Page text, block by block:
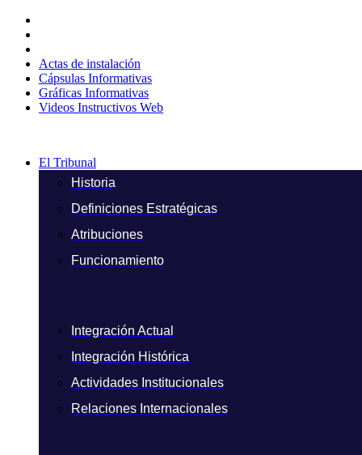
contenido
Actas de instalación
Cápsulas Informativas
Gráficas Informativas
Videos Instructivos Web
El Tribunal
Historia
Definiciones Estratégicas
Atribuciones
Funcionamiento
Integración Actual
Integración Histórica
Actividades Institucionales
Relaciones Internacionales